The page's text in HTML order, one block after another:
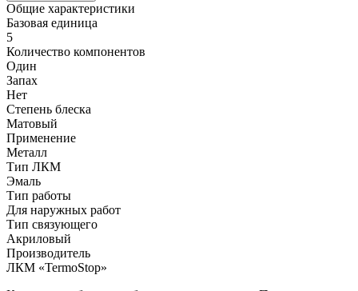
Общие характеристики
Базовая единица
5
Количество компонентов
Один
Запах
Нет
Степень блеска
Матовый
Применение
Металл
Тип ЛКМ
Эмаль
Тип работы
Для наружных работ
Тип связующего
Акриловый
Производитель
ЛКМ «TermoStop»